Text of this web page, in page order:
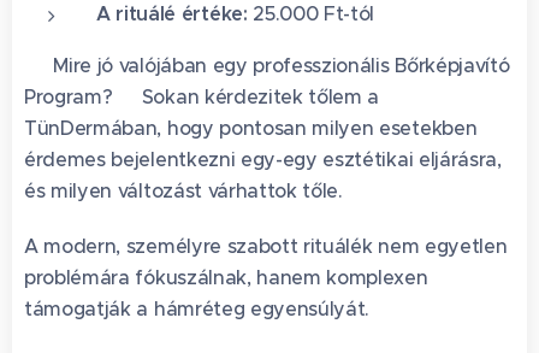
A rituálé értéke: 25.000 Ft-tól
✨ Mire jó valójában egy professzionális Bőrképjavító
Program? ✨Sokan kérdezitek tőlem a
TünDermában, hogy pontosan milyen esetekben
érdemes bejelentkezni egy-egy esztétikai eljárásra,
és milyen változást várhattok tőle.
A modern, személyre szabott rituálék nem egyetlen
problémára fókuszálnak, hanem komplexen
támogatják a hámréteg egyensúlyát.